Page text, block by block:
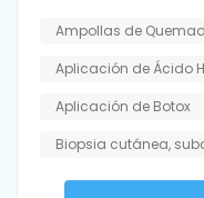
Ampollas de
Aplicación de Ácido
Aplicación de Botox
Biopsia cutánea,